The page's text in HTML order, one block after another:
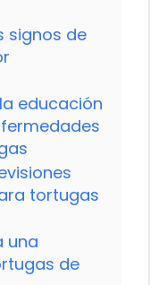
signos de
educación
tortugas
una
de